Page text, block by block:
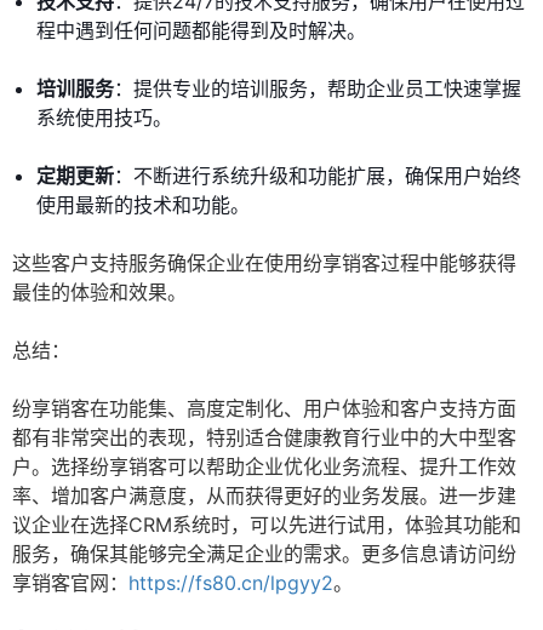
程中遇到任何问题都能得到及时解决。
培训服务：提供专业的培训服务，帮助企业员工快速掌握
系统使用技巧。
定期更新：不断进行系统升级和功能扩展，确保用户始终
使用最新的技术和功能。
这些客户支持服务确保企业在使用纷享销客过程中能够获得
最佳的体验和效果。
总结：
纷享销客在功能集、高度定制化、用户体验和客户支持方面
都有非常突出的表现，特别适合健康教育行业中的大中型客
户。选择纷享销客可以帮助企业优化业务流程、提升工作效
率、增加客户满意度，从而获得更好的业务发展。进一步建
议企业在选择CRM系统时，可以先进行试用，体验其功能和
服务，确保其能够完全满足企业的需求。更多信息请访问纷
享销客官网： https://fs80.cn/lpgyy2。